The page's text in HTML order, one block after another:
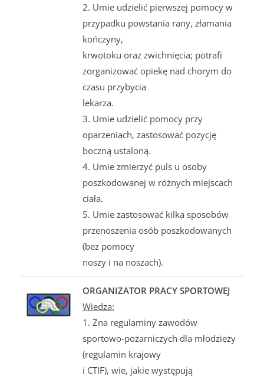
2. Umie udzielić pierwszej pomocy w
przypadku powstania rany, złamania
kończyny,
krwotoku oraz zwichnięcia; potrafi
zorganizować opiekę nad chorym do
czasu przybycia
lekarza.
3. Umie udzielić pomocy przy
oparzeniach, zastosować pozycję
boczną ustaloną.
4. Umie zmierzyć puls u osoby
poszkodowanej w różnych miejscach
ciała.
5. Umie zastosować kilka sposobów
przenoszenia osób poszkodowanych
(bez pomocy
noszy i na noszach).
ORGANIZATOR PRACY SPORTOWEJ
Wiedza:
1. Zna regulaminy zawodów
sportowo-pożarniczych dla młodzieży
(regulamin krajowy
i CTIF), wie, jakie występują